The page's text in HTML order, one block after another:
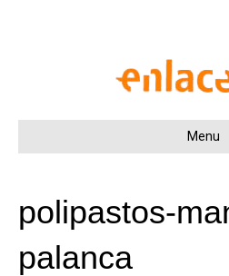
Menu
polipastos-
palanca